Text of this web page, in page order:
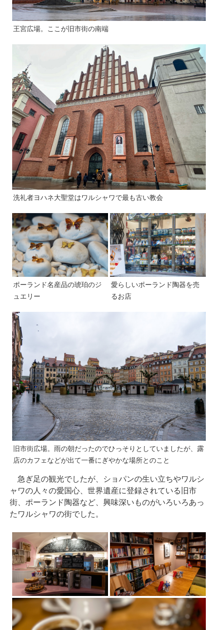
王宮広場。ここが旧市街の南端
洗礼者ヨハネ大聖堂はワルシャワで最も古い教会
ポーランド名産品の琥珀のジ
ュエリー
愛らしいポーランド陶器を売
るお店
旧市街広場。雨の朝だったのでひっそりとしていましたが、露
店のカフェなどが出て一番にぎやかな場所とのこと
急ぎ足の観光でしたが、ショパンの生い立ちやワルシ
ャワの人々の愛国心、世界遺産に登録されている旧市
街、ポーランド陶器など、興味深いものがいろいろあっ
たワルシャワの街でした。